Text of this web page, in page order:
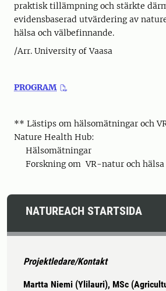
praktisk tillämpning och stärkte
evidensbaserad utvärdering av
hälsa och välbefinnande.
/Arr. University of Vaasa
PROGRAM
** Lästips om hälsomätningar och
Nature Health Hub:
Hälsomätningar
Forskning om VR-natur och hälsa
NATUREACH STARTSIDA
Projektledare/Kontakt
Martta Niemi (Ylilauri), MSc